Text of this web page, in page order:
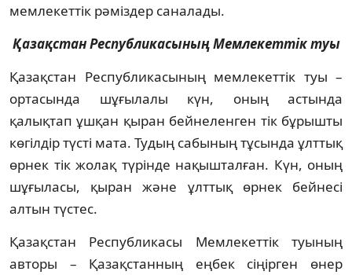
мемлекеттік рәміздер саналады.
Қазақстан Республикасының Мемлекеттік туы
Қазақстан Республикасының мемлекеттік туы –
ортасында шұғылалы күн, оның астында
қалықтап ұшқан қыран бейнеленген тік бұрышты
көгілдір түсті мата. Тудың сабының тұсында ұлттық
өрнек тік жолақ түрінде нақышталған. Күн, оның
шұғыласы, қыран және ұлттық өрнек бейнесі
алтын түстес.
Қазақстан Республикасы Мемлекеттік туының
авторы – Қазақстанның еңбек сіңірген өнер